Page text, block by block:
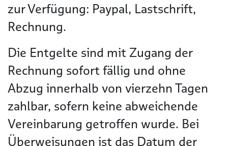
zur Verfügung: Paypal, Lastschrift,
Rechnung.
Die Entgelte sind mit Zugang der
Rechnung sofort fällig und ohne
Abzug innerhalb von vierzehn Tagen
zahlbar, sofern keine abweichende
Vereinbarung getroffen wurde. Bei
Überweisungen ist das Datum der